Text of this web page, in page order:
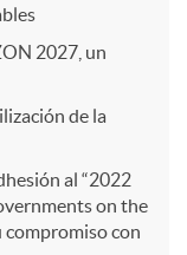
2027, un
de la
al “2022
on the
compromiso con